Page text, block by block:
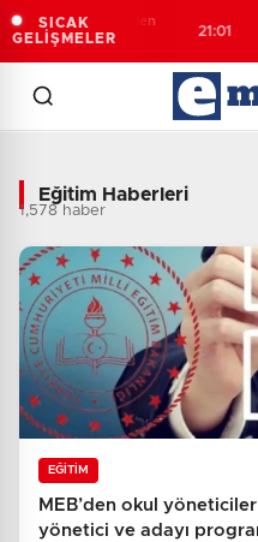
SICAK
GELİŞMELER
öğrencilerden
Eğitim Haberleri
1,578 haber
EĞİTİM
MEB’den okul
yönetici ve adayı